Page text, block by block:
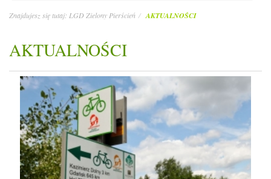
Znajdujesz się tutaj: LGD Zielony Pierścień AKTUALNOŚCI
AKTUALNOŚCI